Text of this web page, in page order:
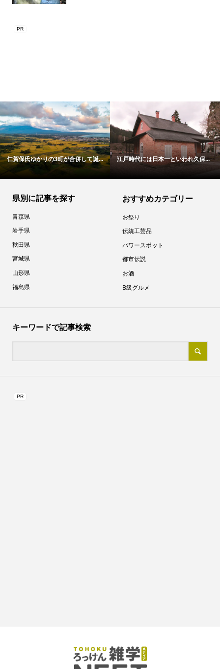
仁賀保氏ゆかりの3町が合併して誕... 江戸時代には日本一といわれ久保...
県別に記事を探す
青森県
岩手県
秋田県
宮城県
山形県
福島県
おすすめカテゴリー
お祭り
伝統工芸品
パワースポット
都市伝説
お酒
B級グルメ
キーワードで記事検索